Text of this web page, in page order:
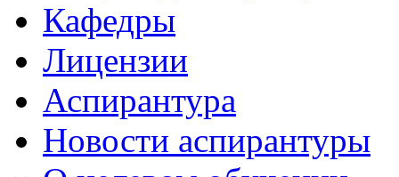
Кафедры
Лицензии
Аспирантура
Новости аспирантуры